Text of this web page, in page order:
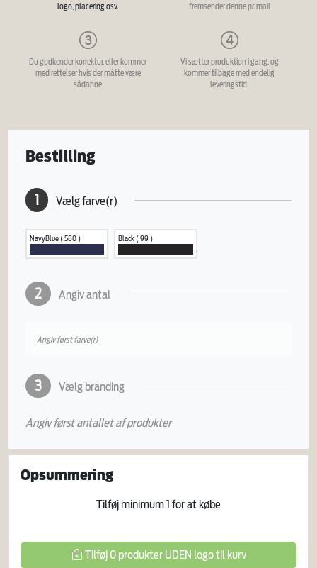
logo, placering osv.
fremsender denne pr. mail
Du godkender korrektur, eller kommer
med rettelser hvis der måtte være
sådanne
Vi sætter produktion i gang, og
kommer tilbage med endelig
leveringstid.
Bestilling
1 Vælg farve(r)
NavyBlue ( 580 ) Black ( 99 )
2 Angiv antal
Angiv først farve(r)
3 Vælg branding
Angiv først antallet af produkter
Opsummering
Tilføj minimum1 for at købe
Tilføj 0produkter UDEN logotil kurv